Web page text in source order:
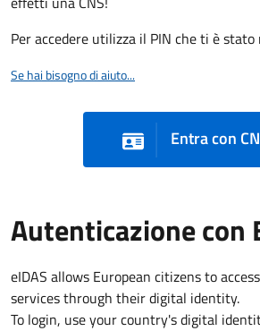
Per accedere utilizza il PIN che ti è stato
Se hai bisogno di aiuto...
Entra con
Autenticazione con
eIDAS allows European citizens to
services through their digital identity.
To login, use your country's digital